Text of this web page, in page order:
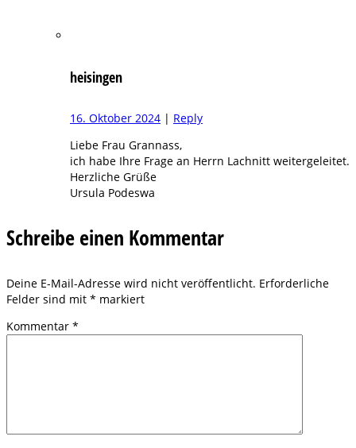
heisingen
16. Oktober 2024 | Reply
Liebe Frau Grannass,
ich habe Ihre Frage an Herrn Lachnitt weitergeleitet.
Herzliche Grüße
Ursula Podeswa
Schreibe einen Kommentar
Deine E-Mail-Adresse wird nicht veröffentlicht. Erforderliche
Felder sind mit * markiert
Kommentar *